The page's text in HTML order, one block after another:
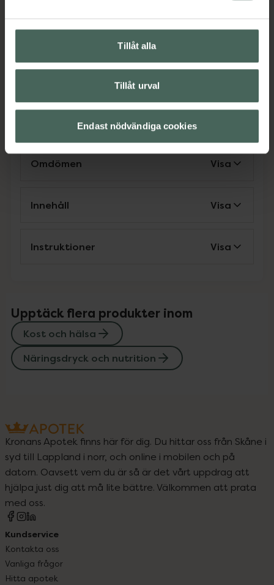
Tillåt alla
Tillåt urval
Endast nödvändiga cookies
barn, gravida eller ammande kvinnor eller
personer känsliga för koffein.
07350062783483
Kategorier:
Kost och hälsaNäringsdryck och nutrition
Omdömen Visa
Innehåll Visa
Instruktioner Visa
Upptäck flera produkter inom
Kost och hälsa
Näringsdryck och nutrition
Kronans Apotek finns här för dig. Du hittar oss från Skåne i
syd till Lappland i norr, och online i mobilen och på
datorn. Oavsett vem du är så är det vårt uppdrag att
hjälpa just dig att må lite bättre. Välkommen att prata
med oss.
Kundservice
Kontakta oss
Vanliga frågor
Hitta apotek